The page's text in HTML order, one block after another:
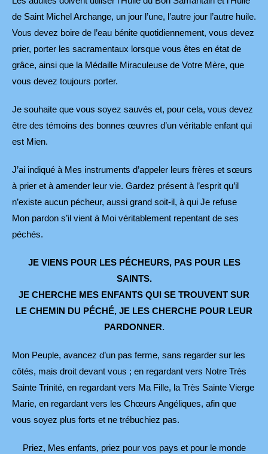
de Saint Michel Archange, un jour l’une, l’autre jour l’autre huile.
Vous devez boire de l’eau bénite quotidiennement, vous devez
prier, porter les sacramentaux lorsque vous êtes en état de
grâce, ainsi que la Médaille Miraculeuse de Votre Mère, que
vous devez toujours porter.
Je souhaite que vous soyez sauvés et, pour cela, vous devez
être des témoins des bonnes œuvres d’un véritable enfant qui
est Mien.
J’ai indiqué à Mes instruments d’appeler leurs frères et sœurs
à prier et à amender leur vie. Gardez présent à l’esprit qu’il
n’existe aucun pécheur, aussi grand soit-il, à qui Je refuse
Mon pardon s’il vient à Moi véritablement repentant de ses
péchés.
JE VIENS POUR LES PÉCHEURS, PAS POUR LES
SAINTS.
JE CHERCHE MES ENFANTS QUI SE TROUVENT SUR
LE CHEMIN DU PÉCHÉ, JE LES CHERCHE POUR LEUR
PARDONNER.
Mon Peuple, avancez d’un pas ferme, sans regarder sur les
côtés, mais droit devant vous ; en regardant vers Notre Très
Sainte Trinité, en regardant vers Ma Fille, la Très Sainte Vierge
Marie, en regardant vers les Chœurs Angéliques, afin que
vous soyez plus forts et ne trébuchiez pas.
Priez, Mes enfants, priez pour vos pays et pour le monde